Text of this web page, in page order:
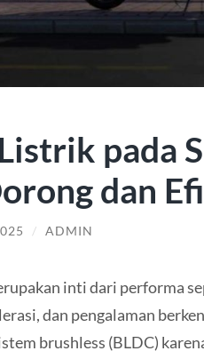
pada
dan
/ ADMIN
inti dari performa
dan pengalaman
brushless (BLDC)